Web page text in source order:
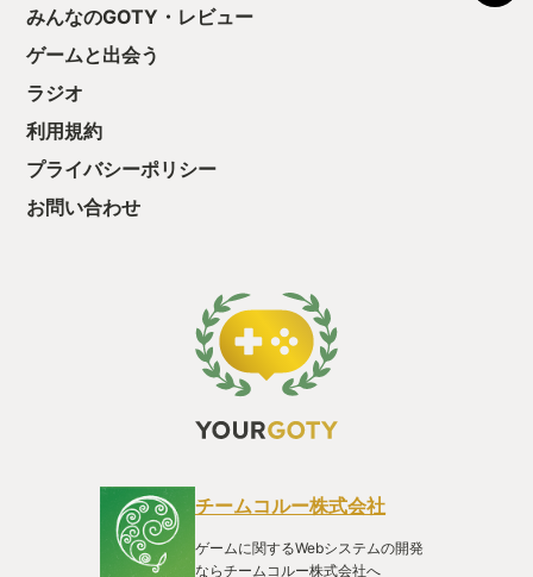
の残量がそのまま主人公の体力となっている点も、説得力のあ
るスマートな設計。また、銛自体に強化段階や属性要素があっ
たりと、わかりやすい成長要素もモチベーションが上がる。オ
ープンワールド的な自由度はないが、その分プレイヤーを引き
る。テンポよく進むストーリーや解禁要素も相まり、ストレス
温度感が上がっていくストーリーにも引き込まれた。少々気に
なったのは、一部の登場人物たちを深堀りした話がほとんどな
いことだ。この点については、どこかの開発者インタビュー記
匂わせる終わり方だったことからも、今後の展開が気になって
いる。 他には、調味料のメイン調達方法である「スタッフの
派遣のやり方」も少し気なった。チュートリアルでは「他にこ
ういうこともできるよ」みたいな感じで割とあっさり流されて
いたように思う。そのため、”派遣”というキーワードは知って
使い方までは覚えておらず、結局攻略サイトで調べるまで分か
した隙に入ってきた情報だったのだろう。正直、そこまでいう
程のことでもないのだが、一気にドドドッと説明パネルを出す
のではなく、もう少し穏やかにしたほうが頭に入りやすかった
かも、と感じた。 総じて、満足感のある適度なボリュームで
みんなのGOTY・レビュー
ゲームと出会う
ラジオ
利用規約
プライバシーポリシー
お問い合わせ
チームコルー株式会社
ゲームに関するWebシステムの開発
ならチームコルー株式会社へ